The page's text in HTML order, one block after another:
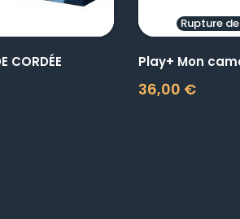
CORDÉE
Rupture
36,00 €
Prix